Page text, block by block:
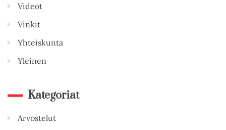
Videot
Vinkit
Yhteiskunta
Yleinen
Kategoriat
Arvostelut